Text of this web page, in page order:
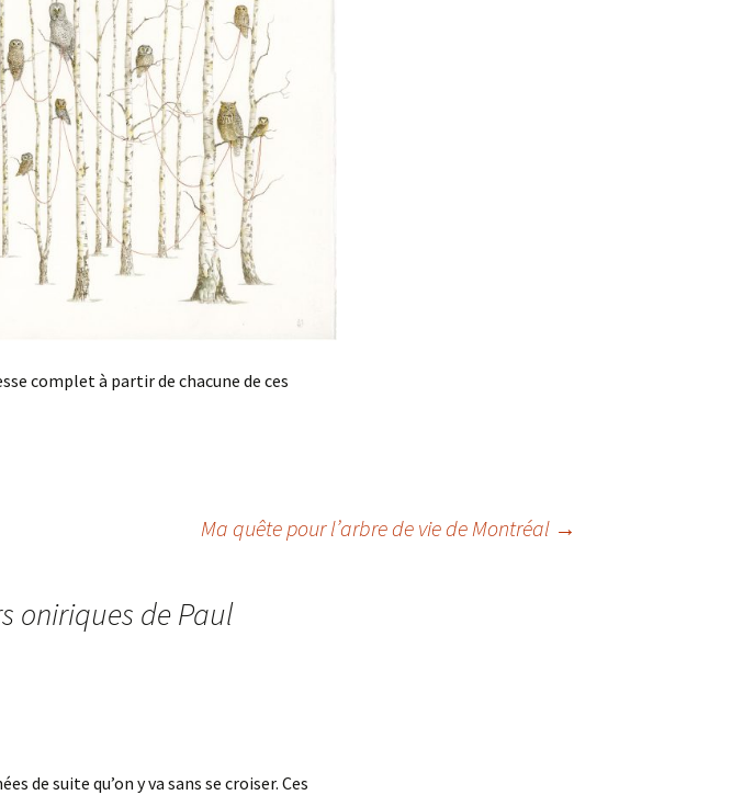
complet à partir de chacune de ces
Ma quête pour l’arbre de vie de Montréal →
oniriques de Paul
de suite qu’on y va sans se croiser. Ces